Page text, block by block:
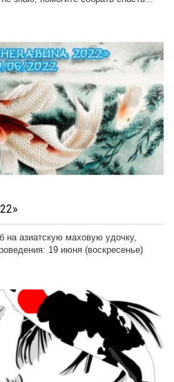
на азиатскую маховую удочку,
19 июня (воскресенье)